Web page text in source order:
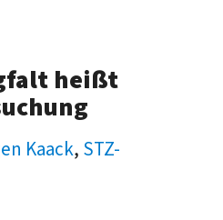
heißt
Kaack, STZ-